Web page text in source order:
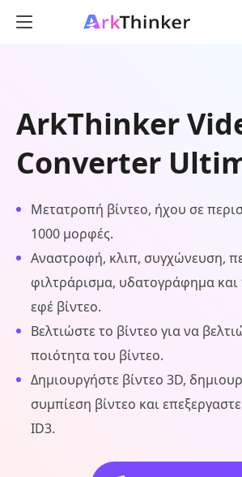
ArkThinker
Converter
Μετατροπή βίντεο, ήχου σε
1000 μορφές.
Αναστροφή, κλιπ, συγχώνευση,
φιλτράρισμα, υδατογράφημα
εφέ βίντεο.
Βελτιώστε το βίντεο για να
ποιότητα του βίντεο.
Δημιουργήστε βίντεο 3D,
συμπίεση βίντεο και
ID3.